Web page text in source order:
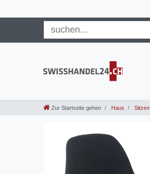
Zur Startseite gehen Haus Sitzen